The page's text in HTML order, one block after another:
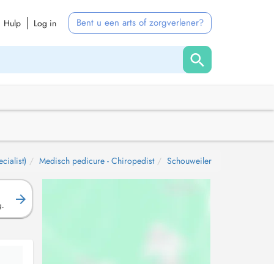
Hulp Log in Bent u een arts of zorgverlener?
Medisch pedicure - Chiropedist Schouweiler